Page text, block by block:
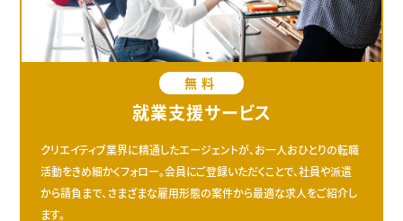
無料
就業支援サービス
クリエイティブ業界に精通したエージェントが、お一人おひとりの転職
活動をきめ細かくフォロー。会員にご登録いただくことで、社員や派遣
から請負まで、さまざまな雇用形態の案件から最適な求人をご紹介し
ます。